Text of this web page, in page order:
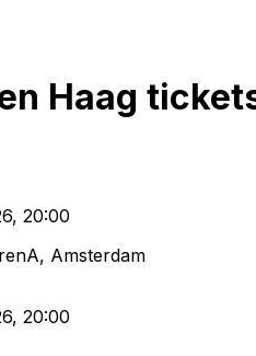
Haag
, 20:00
, Amsterdam
, 20:00